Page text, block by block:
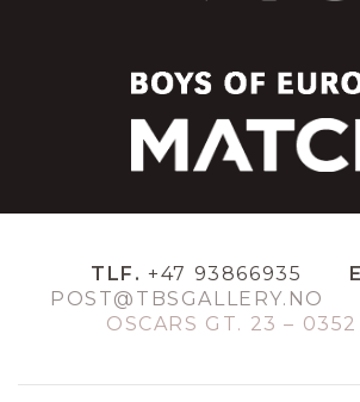
TLF. +47 93866935
POST@TBSGALLERY.NO
OSCARS GT. 23 – 0352